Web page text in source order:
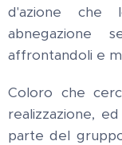
d'azione che
abnegazione
affrontandoli e
Coloro che
realizzazione,
parte del